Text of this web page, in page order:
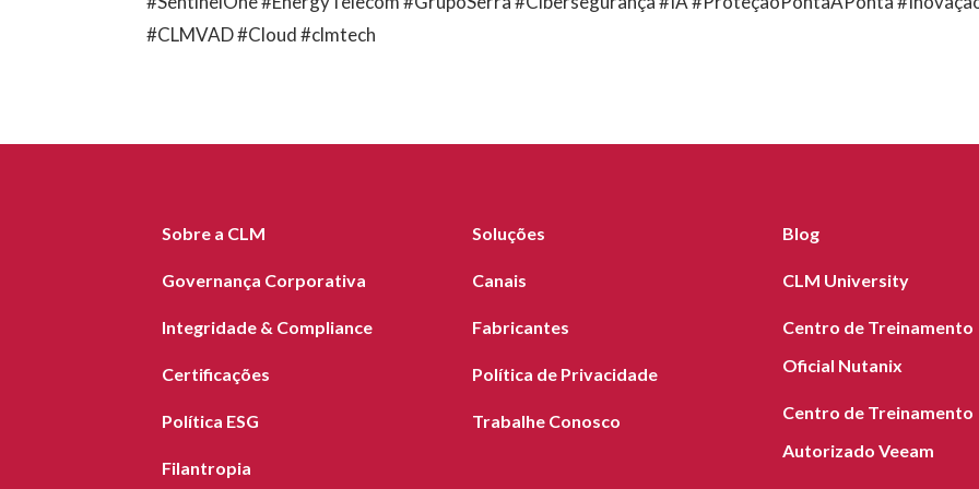
#CLMVAD #Cloud #clmtech
Sobre a CLM
Governança Corporativa
Integridade & Compliance
Certificações
Política ESG
Filantropia
Soluções
Canais
Fabricantes
Política de Privacidade
Trabalhe Conosco
Blog
CLM University
Centro de Treinamento
Oficial Nutanix
Centro de Treinamento
Autorizado Veeam